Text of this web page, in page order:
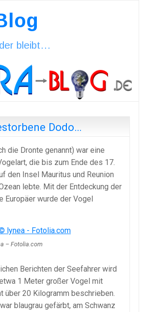
bleibt…
Dodo…
die Dronte genannt) war eine
die bis zum Ende des 17.
den Insel Mauritus und Reunion
lebte. Mit der Entdeckung der
Europäer wurde der Vogel
– Fotolia.com
Berichten der Seefahrer wird
1 Meter großer Vogel mit
über 20 Kilogramm beschrieben.
blaugrau gefärbt, am Schwanz